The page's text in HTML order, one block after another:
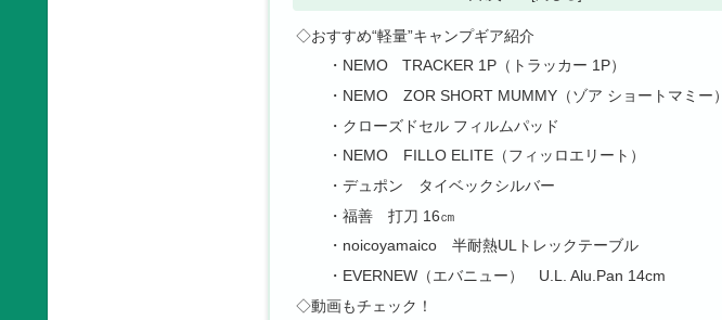
◇おすすめ“軽量”キャンプギア紹介
・NEMO TRACKER 1P（トラッカー 1P）
・NEMO ZOR SHORT MUMMY（ゾア ショートマミー）
・クローズドセル フィルムパッド
・NEMO FILLO ELITE（フィッロエリート）
・デュポン タイベックシルバー
・福善 打刀 16㎝
・noicoyamaico 半耐熱ULトレックテーブル
・EVERNEW（エバニュー） U.L. Alu.Pan 14cm
◇動画もチェック！